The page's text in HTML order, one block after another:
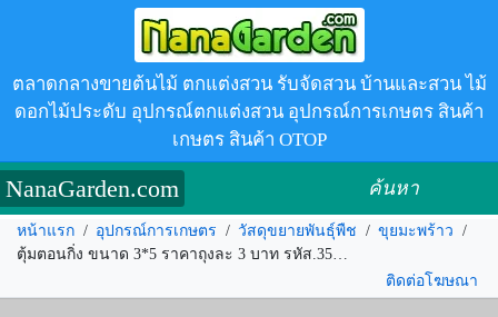
ตลาดกลางขายต้นไม้ ตกแต่งสวน รับจัดสวน บ้านและสวน ไม้
ดอกไม้ประดับ อุปกรณ์ตกแต่งสวน อุปกรณ์การเกษตร สินค้า
เกษตร สินค้า OTOP
NanaGarden.com ค้นหา
หน้าแรก / อุปกรณ์การเกษตร / วัสดุขยายพันธุ์พืช / ขุยมะพร้าว /
ติดต่อโฆษณา